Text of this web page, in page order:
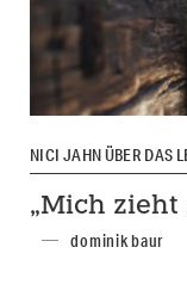
NICI JAHN ÜBER DAS
„Mich zieht
dominik baur